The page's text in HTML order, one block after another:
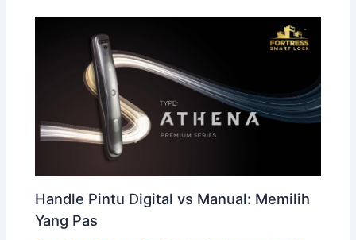
Handle Pintu Digital vs Manual: Memilih
Yang Pas